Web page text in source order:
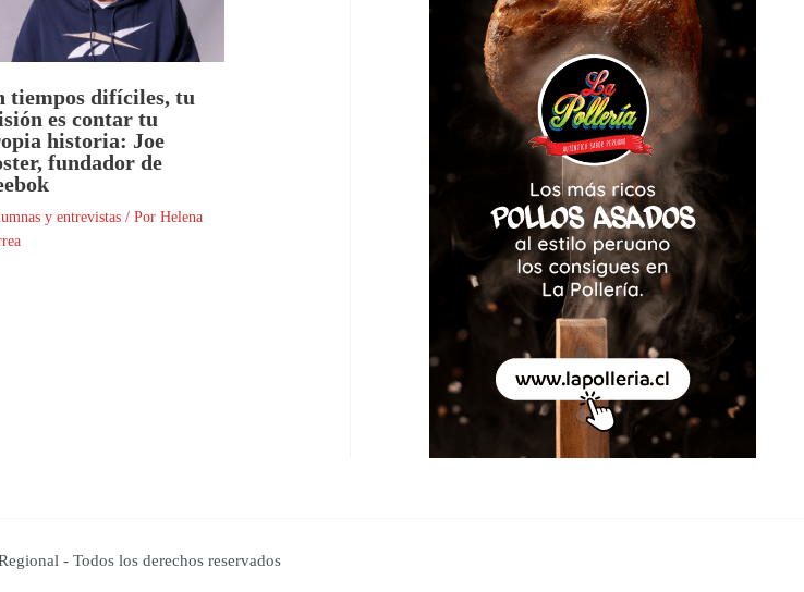
tiempos difíciles, tu
es contar tu
historia: Joe
fundador de
y entrevistas / Por Helena
- Todos los derechos reservados